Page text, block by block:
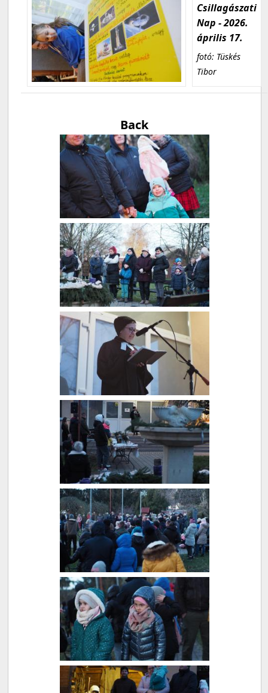
Csillagászati
Nap - 2026.
április 17.
fotó: Tüskés
Tibor
Back